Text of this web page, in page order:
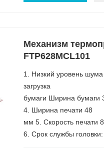
Механизм
FTP628MCL101
1. Низкий уровень
загрузка
бумаги Ширина бумаги
4. Ширина печати 48
мм 5. Скорость печати
6. Срок службы